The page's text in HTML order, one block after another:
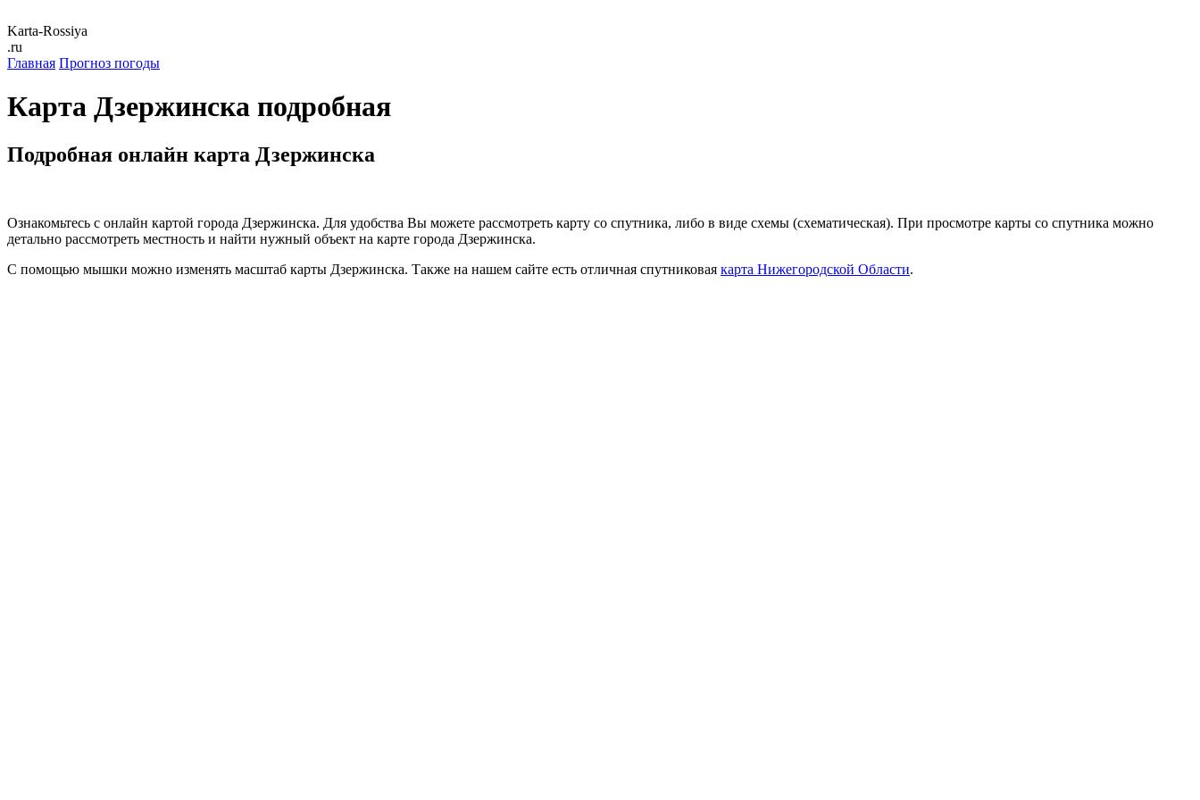
Karta-Rossiya
.ru
Главная Прогноз погоды
Карта Дзержинска подробная
Подробная онлайн карта Дзержинска
Ознакомьтесь с онлайн картой города Дзержинска. Для удобства Вы можете рассмотреть карту со спутника, либо в виде схемы (схематическая). При просмотре карты со спутника можно
детально рассмотреть местность и найти нужный объект на карте города Дзержинска.
С помощью мышки можно изменять масштаб карты Дзержинска. Также на нашем сайте есть отличная спутниковая карта Нижегородской Области.